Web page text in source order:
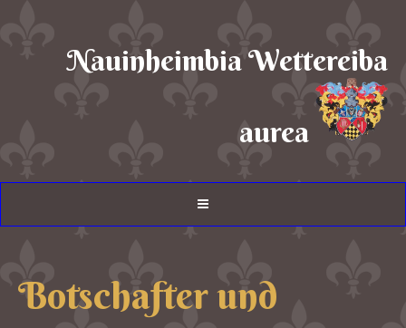
Nauinheimbia Wettereiba
aurea
Botschafter und